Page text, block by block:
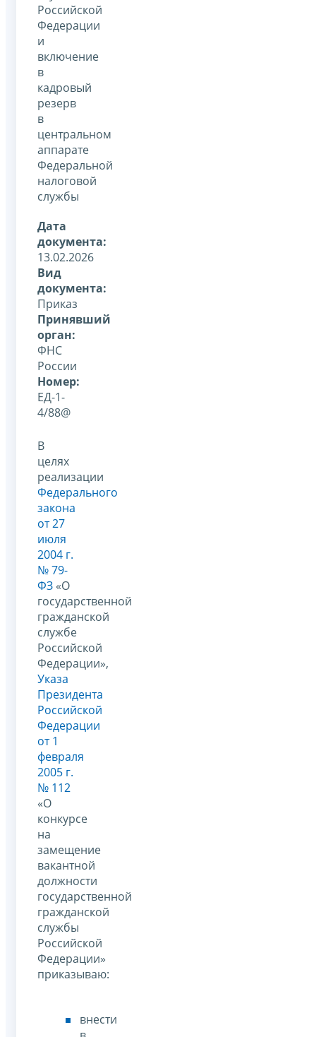
Российской
Федерации
и
включение
в
кадровый
резерв
в
центральном
аппарате
Федеральной
налоговой
службы
Дата
документа:
13.02.2026
Вид
документа:
Приказ
Принявший
орган:
ФНС
России
Номер:
ЕД-1-
4/88@
В
целях
реализации
Федерального
закона
от 27
июля
2004 г.
№ 79-
ФЗ «О
государственной
гражданской
службе
Российской
Федерации»,
Указа
Президента
Российской
Федерации
от 1
февраля
2005 г.
№ 112
«О
конкурсе
на
замещение
вакантной
должности
государственной
гражданской
службы
Российской
Федерации»
приказываю:
внести